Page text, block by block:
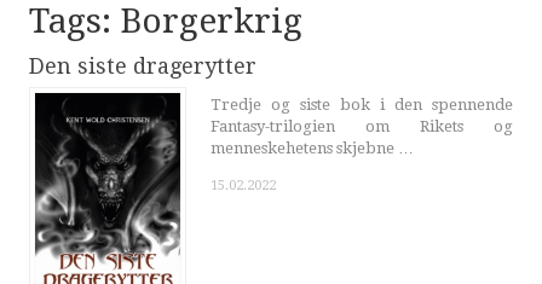
Tags: Borgerkrig
Den siste dragerytter
Tredje og siste bok i den spennende
Fantasy-trilogien om Rikets og
menneskehetens skjebne …
15.02.2022